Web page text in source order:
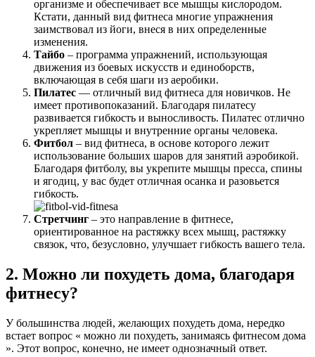
организме и обеспечивает все мышцы кислородом.
Кстати, данный вид фитнеса многие упражнения
заимствовал из йоги, внеся в них определенные
изменения.
Тайбо – программа упражнений, использующая
движения из боевых искусств и единоборств,
включающая в себя шаги из аеробики.
Пилатес — отличный вид фитнеса для новичков. Не
имеет противопоказаний. Благодаря пилатесу
развивается гибкость и выносливость. Пилатес отлично
укрепляет мышцы и внутренние органы человека.
Фитбол – вид фитнеса, в основе которого лежит
использование больших шаров для занятий аэробикой.
Благодаря фитболу, вы укрепите мышцы пресса, спины
и ягодиц, у вас будет отличная осанка и разовьется
гибкость.
Стретчинг – это направление в фитнесе,
ориентированное на растяжку всех мышц, растяжку
связок, что, безусловно, улучшает гибкость вашего тела.
2. Можно ли похудеть дома, благодаря
фитнесу?
У большинства людей, желающих похудеть дома, нередко
встает вопрос « можно ли похудеть, занимаясь фитнесом дома
». Этот вопрос, конечно, не имеет однозначный ответ.